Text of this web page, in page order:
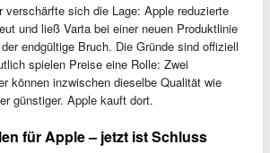
verschärfte sich die Lage: Apple reduzierte
und ließ Varta bei einer neuen Produktlinie
endgültige Bruch. Die Gründe sind offiziell
spielen Preise eine Rolle: Zwei
können inzwischen dieselbe Qualität wie
günstiger. Apple kauft dort.
für Apple – jetzt ist Schluss